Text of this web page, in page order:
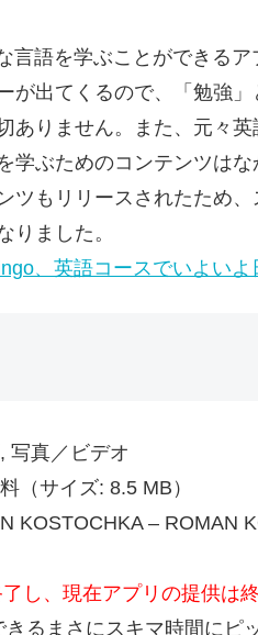
言語を学ぶことができる
が出てくるので、「勉強
ありません。また、元々
学ぶためのコンテンツはな
ツもリリースされたため
りました。
、英語コースでいよいよ
写真／ビデオ
（サイズ: 8.5 MB）
KOSTOCHKA – ROMAN
し、現在アプリの提供は終
るまさにスキマ時間にピ